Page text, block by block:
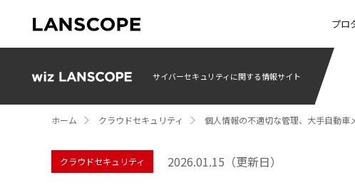
プロ
サイバーセキュリティに関する情報サイト
ホーム クラウドセキュリティ 個人情報の不適切な管理、大手自動
クラウドセキュリティ 2026.01.15 （更新日）